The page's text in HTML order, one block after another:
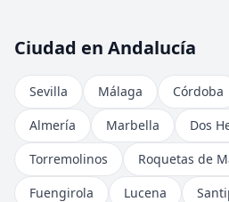
Ciudad en Andalucía
Sevilla Málaga Córdoba
Almería
Marbella
Dos
Torremolinos
Roquetas de
Fuengirola
Lucena